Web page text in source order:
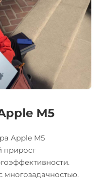
M5
Apple M5
прирост
многозадачностью,